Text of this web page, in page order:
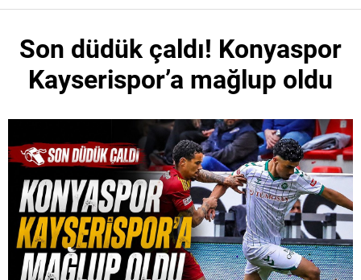
Son düdük çaldı! Konyaspor
Kayserispor’a mağlup oldu